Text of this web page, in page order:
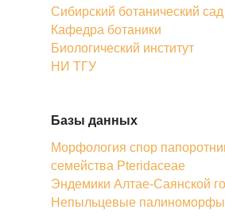
Сибирский ботанический сад
Кафедра ботаники
Биологический институт
НИ ТГУ
Базы данных
Морфология спор
семейства Pteridaceae
Эндемики Алтае-Саянской
Непыльцевые палиноморфы